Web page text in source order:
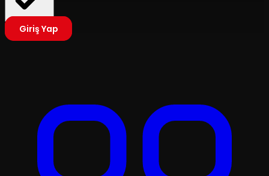
Giriş Yap